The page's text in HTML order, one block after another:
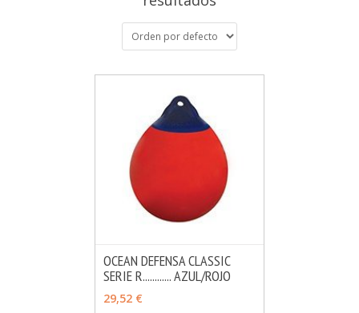
VER OPCIONES MÁS INFO
OCEAN DEFENSA CLASSIC
SERIE R............ AZUL/ROJO
29,52 €